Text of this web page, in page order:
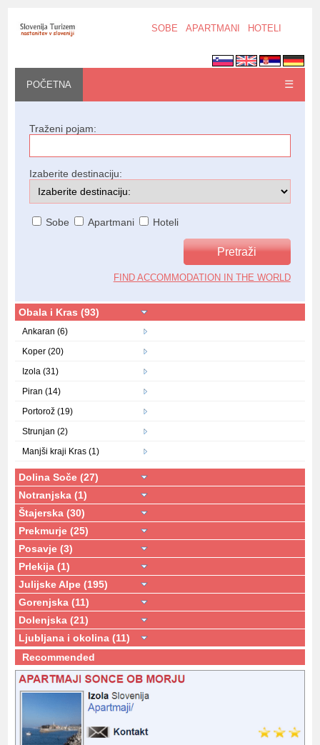
SOBE APARTMANI HOTELI
POČETNA ☰
Traženi pojam:
Izaberite destinaciju:
Sobe Apartmani Hoteli
FIND ACCOMMODATION IN THE WORLD
Obala i Kras (93)
Ankaran (6)
Koper (20)
Izola (31)
Piran (14)
Portorož (19)
Strunjan (2)
Manjši kraji Kras (1)
Dolina Soče (27)
Notranjska (1)
Štajerska (30)
Prekmurje (25)
Posavje (3)
Prlekija (1)
Julijske Alpe (195)
Gorenjska (11)
Dolenjska (21)
Ljubljana i okolina (11)
Recommended